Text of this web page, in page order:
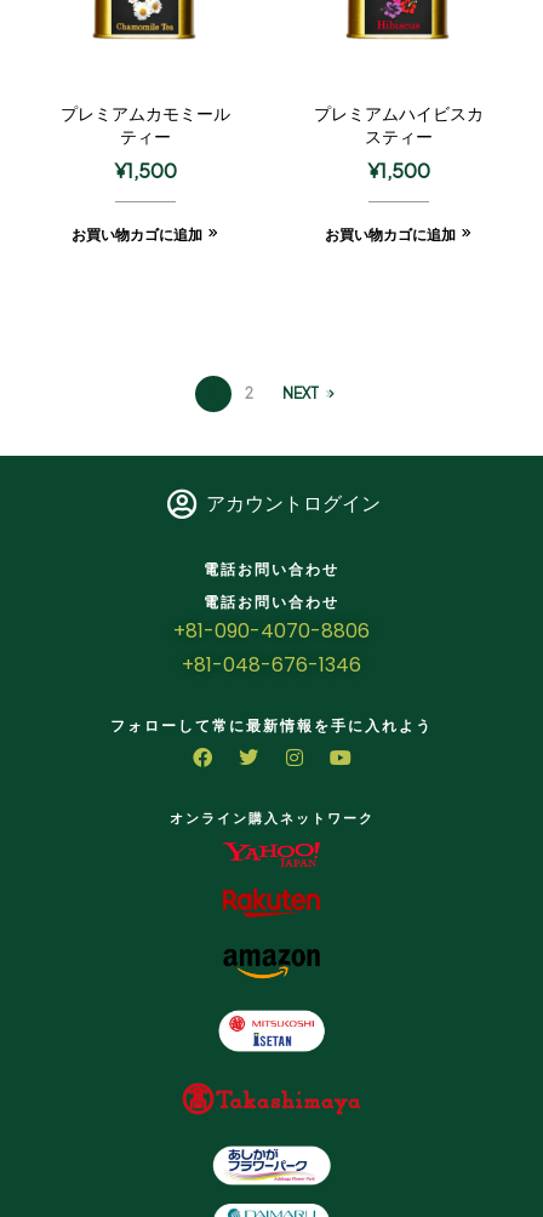
プレミアムカモミール
ティー
¥1,500
お買い物カゴに追加
プレミアムハイビスカ
スティー
¥1,500
お買い物カゴに追加
2 NEXT
アカウントログイン
電話お問い合わせ
電話お問い合わせ
+81-090-4070-8806
+81-048-676-1346
フォローして常に最新情報を手に入れよう
オンライン購入ネットワーク